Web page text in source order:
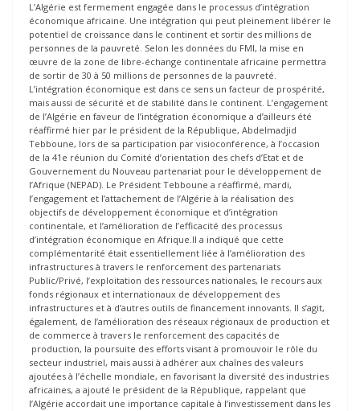
L’Algérie est fermement engagée dans le processus d’intégration
économique africaine. Une intégration qui peut pleinement libérer le
potentiel de croissance dans le continent et sortir des millions de
personnes de la pauvreté. Selon les données du FMI, la mise en
œuvre de la zone de libre-échange continentale africaine permettra
de sortir de 30 à 50 millions de personnes de la pauvreté.
L’intégration économique est dans ce sens un facteur de prospérité,
mais aussi de sécurité et de stabilité dans le continent. L’engagement
de l’Algérie en faveur de l’intégration économique a d’ailleurs été
réaffirmé hier par le président de la République, Abdelmadjid
Tebboune, lors de sa participation par visioconférence, à l’occasion
de la 41e réunion du Comité d’orientation des chefs d’Etat et de
Gouvernement du Nouveau partenariat pour le développement de
l’Afrique (NEPAD). Le Président Tebboune a réaffirmé, mardi,
l’engagement et l’attachement de l’Algérie à la réalisation des
objectifs de développement économique et d’intégration
continentale, et l’amélioration de l’efficacité des processus
d’intégration économique en Afrique.Il a indiqué que cette
complémentarité était essentiellement liée à l’amélioration des
infrastructures à travers le renforcement des partenariats
Public/Privé, l’exploitation des ressources nationales, le recours aux
fonds régionaux et internationaux de développement des
infrastructures et à d’autres outils de financement innovants. Il s’agit,
également, de l’amélioration des réseaux régionaux de production et
de commerce à travers le renforcement des capacités de
production, la poursuite des efforts visant à promouvoir le rôle du
secteur industriel, mais aussi à adhérer aux chaînes des valeurs
ajoutées à l’échelle mondiale, en favorisant la diversité des industries
africaines, a ajouté le président de la République, rappelant que
l’Algérie accordait une importance capitale à l’investissement dans les